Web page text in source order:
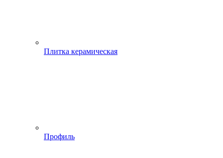
Плитка керамическая
Профиль